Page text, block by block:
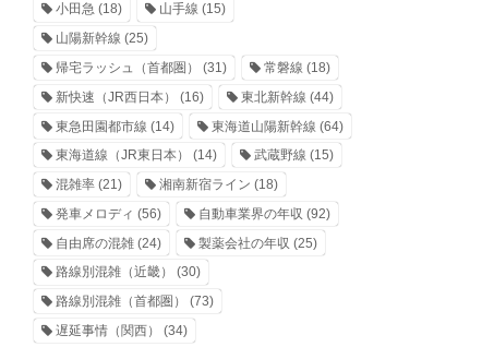
小田急 (18) 山手線 (15)
山陽新幹線 (25)
帰宅ラッシュ（首都圏）
(31) 常磐線 (18)
新快速（JR西日本）
(16) 東北新幹線 (44)
東急田園都市線 (14) 東海道山陽新幹線 (64)
東海道線（JR東日本）
(14) 武蔵野線 (15)
混雑率 (21) 湘南新宿ライン (18)
発車メロディ (56) 自動車業界の年収 (92)
自由席の混雑 (24) 製薬会社の年収 (25)
路線別混雑（近畿）
(30)
路線別混雑（首都圏）
(73)
遅延事情（関西）
(34)